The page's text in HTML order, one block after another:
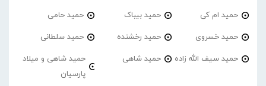
حمید ام کی حمید بیباک حمید حامی
حمید خسروی حمید رخشنده حمید سلطانی
حمید سیف الله زاده حمید شاهی
حمید شاهی و میلاد
پارسیان